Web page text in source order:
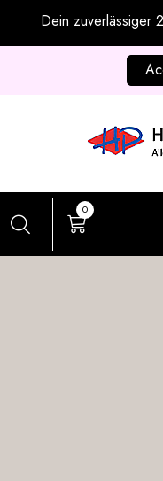
Dein zuverlässiger
0